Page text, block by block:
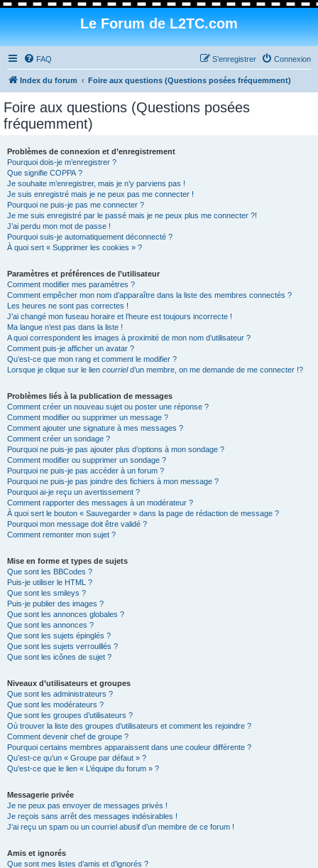
Le Forum de L2TC.com
FAQ Connexion
S’enregistrer
Index du forum Foire aux questions (Questions posées fréquemment)
Foire aux questions (Questions posées
fréquemment)
Problèmes de connexion et d’enregistrement
Pourquoi dois-je m’enregistrer ?
Que signifie COPPA ?
Je souhaite m’enregistrer, mais je n’y parviens pas !
Je suis enregistré mais je ne peux pas me connecter !
Pourquoi ne puis-je pas me connecter ?
Je me suis enregistré par le passé mais je ne peux plus me connecter ?!
J’ai perdu mon mot de passe !
Pourquoi suis-je automatiquement déconnecté ?
À quoi sert « Supprimer les cookies » ?
Paramètres et préférences de l’utilisateur
Comment modifier mes paramètres ?
Comment empêcher mon nom d’apparaître dans la liste des membres connectés ?
Les heures ne sont pas correctes !
J’ai changé mon fuseau horaire et l’heure est toujours incorrecte !
Ma langue n’est pas dans la liste !
A quoi correspondent les images à proximité de mon nom d’utilisateur ?
Comment puis-je afficher un avatar ?
Qu’est-ce que mon rang et comment le modifier ?
Lorsque je clique sur le lien courrield’un membre, on me demande de me connecter !?
Problèmes liés à la publication de messages
Comment créer un nouveau sujet ou poster une réponse ?
Comment modifier ou supprimer un message ?
Comment ajouter une signature à mes messages ?
Comment créer un sondage ?
Pourquoi ne puis-je pas ajouter plus d’options à mon sondage ?
Comment modifier ou supprimer un sondage ?
Pourquoi ne puis-je pas accéder à un forum ?
Pourquoi ne puis-je pas joindre des fichiers à mon message ?
Pourquoi ai-je reçu un avertissement ?
Comment rapporter des messages à un modérateur ?
À quoi sert le bouton « Sauvegarder » dans la page de rédaction de message ?
Pourquoi mon message doit être validé ?
Comment remonter mon sujet ?
Mise en forme et types de sujets
Que sont les BBCodes ?
Puis-je utiliser le HTML ?
Que sont les smileys ?
Puis-je publier des images ?
Que sont les annonces globales ?
Que sont les annonces ?
Que sont les sujets épinglés ?
Que sont les sujets verrouillés ?
Que sont les icônes de sujet ?
Niveaux d’utilisateurs et groupes
Que sont les administrateurs ?
Que sont les modérateurs ?
Que sont les groupes d’utilisateurs ?
Où trouver la liste des groupes d’utilisateurs et comment les rejoindre ?
Comment devenir chef de groupe ?
Pourquoi certains membres apparaissent dans une couleur différente ?
Qu’est-ce qu’un « Groupe par défaut » ?
Qu’est-ce que le lien « L’équipe du forum » ?
Messagerie privée
Je ne peux pas envoyer de messages privés !
Je reçois sans arrêt des messages indésirables !
J’ai reçu un spam ou un courriel abusif d’un membre de ce forum !
Amis et ignorés
Que sont mes listes d’amis et d’ignorés ?